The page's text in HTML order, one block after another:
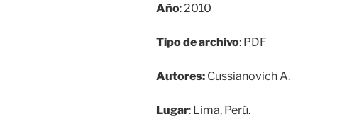
Año: 2010
Tipo de archivo: PDF
Autores: Cussianovich A.
Lugar: Lima, Perú.